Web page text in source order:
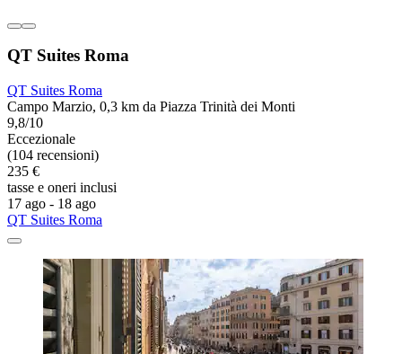
QT Suites Roma
QT Suites Roma
Campo Marzio, 0,3 km da Piazza Trinità dei Monti
9,8/10
Eccezionale
(104 recensioni)
235 €
tasse e oneri inclusi
17 ago - 18 ago
QT Suites Roma